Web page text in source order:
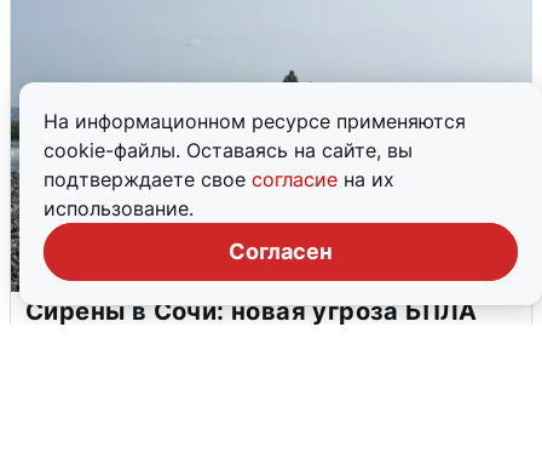
На информационном ресурсе применяются
cookie-файлы. Оставаясь на сайте, вы
подтверждаете свое согласие на их
использование.
Согласен
Сирены в Сочи: новая угроза БПЛА